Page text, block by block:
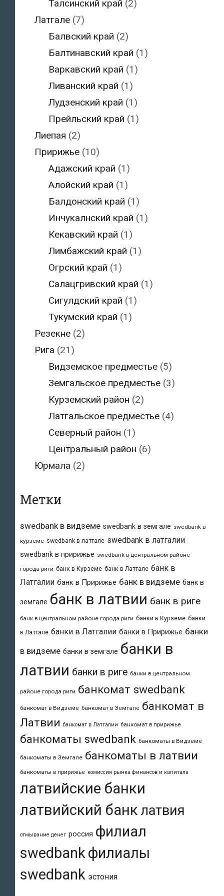
Талсинский край (2)
Латгале(7)
Балвский край (2)
Балтинавский край (1)
Варкавский край (1)
Ливанский край (1)
Лудзенский край (1)
Прейльский край (1)
Лиепая (2)
Пририжье(10)
Адажский край (1)
Алойский край (1)
Балдонский край (1)
Инчукалнский край (1)
Кекавский край (1)
Лимбажский край (1)
Огрский край (1)
Салацгривский край (1)
Сигулдский край (1)
Тукумский край (1)
Резекне(2)
Рига (21)
Видземское предместье (5)
Земгальское предместье (3)
Курземский район (2)
Латгальское предместье (4)
Северный район (1)
Центральный район (6)
Юрмала (2)
Метки
swedbank в видземе swedbank в земгале swedbank в
курземе swedbank в латгале swedbank в латгалии
swedbank в пририжье swedbank в центральном районе
города риги банк в Курземе банк в Латгале банк в
Латгалии банк в Пририжье банк в видземе банк в
земгале банк в латвии банк в риге
банк в центральном районе города риги банки в Курземе банки
в Латгале банки в Латгалии банки в Пририжье банки
в видземе банки в земгале банки в
латвии банки в риге банки в центральном
районе города риги банкомат swedbank
банкомат в Видземе банкомат в Земгале банкомат в
Латвии банкомат в Латгалии банкомат в пририжье
банкоматы swedbank банкоматы в Видземе
банкоматы в Земгале банкоматы в латвии
банкоматы в пририжье комиссия рынка финансов и капитала
латвийские банки
латвийский банк латвия
отмывание денег россия филиал
swedbankфилиалы
swedbank эстония